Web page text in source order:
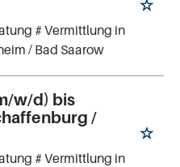
# Vermittlung in
/ Bad Saarow
w/d) bis
/
# Vermittlung in